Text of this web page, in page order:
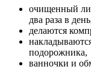
очищенный
два раза в
делаются
подорожника,
ванночки и